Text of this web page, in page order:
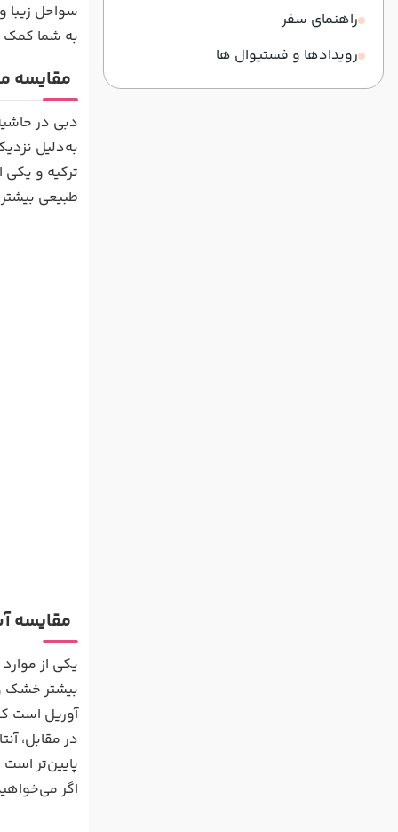
راهنمای سفر
رویدادها و فستیوال ها
سواحل زیبا
به شما کمک
مقایسه
دبی در
به‌دلیل
ترکیه و
طبیعی
مقایسه
یکی از
بیشتر خشک و
آوریل است
در مقابل،
پایین‌تر
اگر